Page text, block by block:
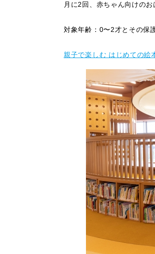
月に2回、赤ちゃん向けの
対象年齢：0〜2才とその保
親子で楽しむ はじめての絵